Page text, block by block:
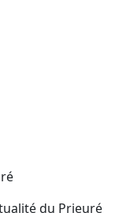
du Prieuré